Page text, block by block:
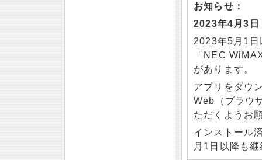
お知らせ：
2023年4月3日
2023年5月1
「NEC
があります。
アプリをダウ
Web（ブラウ
ただくようお
インストール
月1日以降も